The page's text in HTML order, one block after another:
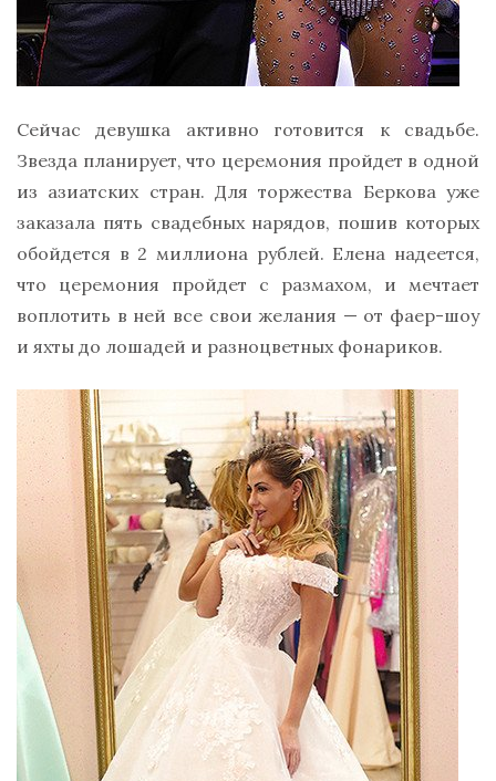
Сейчас девушка активно готовится к свадьбе.
Звезда планирует, что церемония пройдет в одной
из азиатских стран. Для торжества Беркова уже
заказала пять свадебных нарядов, пошив которых
обойдется в 2 миллиона рублей. Елена надеется,
что церемония пройдет с размахом, и мечтает
воплотить в ней все свои желания — от фаер-шоу
и яхты до лошадей и разноцветных фонариков.